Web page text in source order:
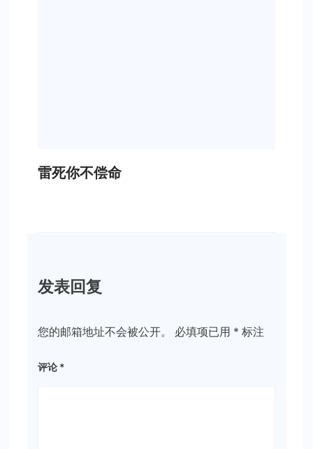
雷死你不偿命
发表回复
您的邮箱地址不会被公开。 必填项已用 * 标注
评论 *